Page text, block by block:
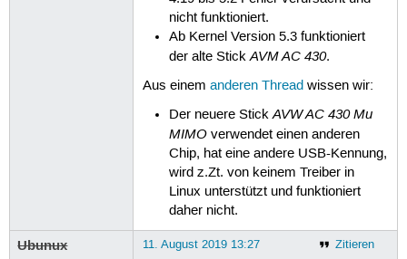
nicht funktioniert.
Ab Kernel Version 5.3 funktioniert
der alte StickAVM AC 430.
Aus einem anderen Thread wissen wir:
Der neuere StickAVW AC 430 Mu
MIMO verwendet einen anderen
Chip, hat eine andere USB-Kennung,
wird z.Zt. von keinem Treiber in
Linux unterstützt und funktioniert
daher nicht.
Ubunux Zitieren
11. August 2019 13:27